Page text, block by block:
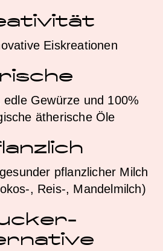
Eiskreationen
Gewürze und 100%
ätherische Öle
pflanzlicher Milch
, Reis-, Mandelmilch)